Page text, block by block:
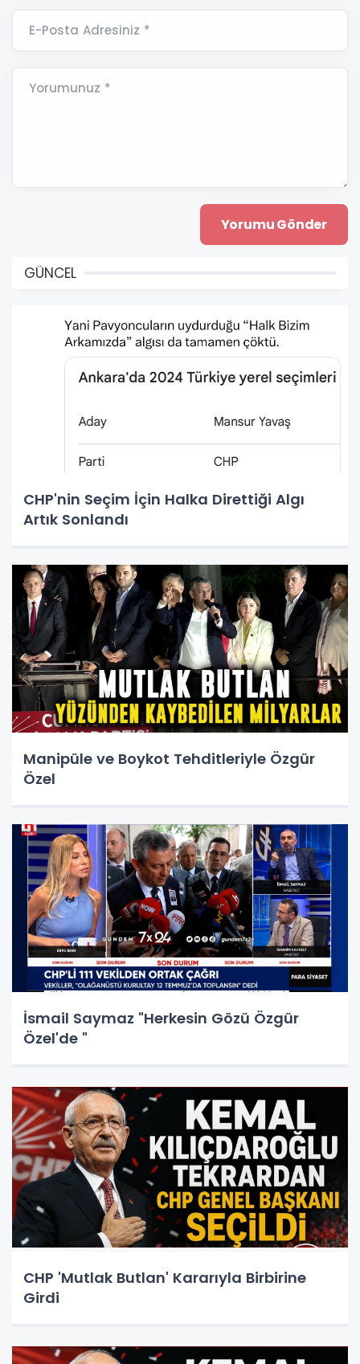
E-Posta Adresiniz *
Yorumunuz *
GÜNCEL
CHP'nin Seçim İçin Halka Direttiği Algı
Artık Sonlandı
Manipüle ve Boykot Tehditleriyle Özgür
Özel
İsmail Saymaz "Herkesin Gözü Özgür
Özel'de "
CHP 'Mutlak Butlan' Kararıyla Birbirine
Girdi